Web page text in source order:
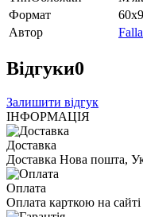
Формат
Автор
Відгуки0
Залишити відгук
ІНФОРМАЦІЯ
Доставка
Доставка Нова пошта,
Оплата
Оплата карткою на